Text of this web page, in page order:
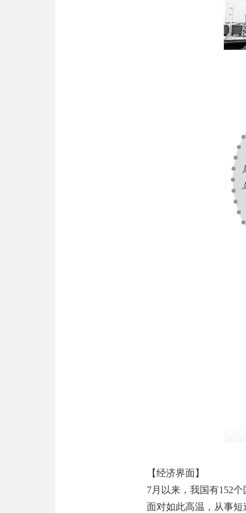
【经济界面】
7月以来，我国有152个
面对如此高温，从事短途